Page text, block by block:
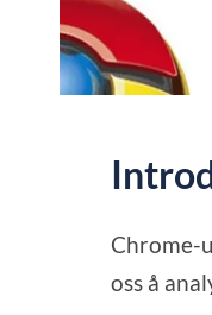
Chrome-
oss å